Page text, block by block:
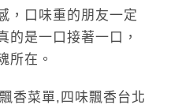
，口味重的朋友一定
的是一口接著一口，
所在。